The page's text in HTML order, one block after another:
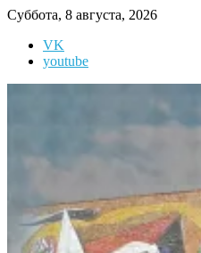
Перейти
содержимому
Суббота, 8 августа, 2026
VK
youtube